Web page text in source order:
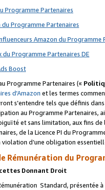
Programme Partenaires
Programme Partenaires
Amazon du Programme
Programme Partenaires DE
Boost
Programme Partenaires («
d'Amazon et les termes
s'entendre tels que définis
au Programme Partenaires,
et sans limitation, aux fins
de la Licence PI du
d’une obligation
Rémunération du
Donnant Droit
Standard, présentée